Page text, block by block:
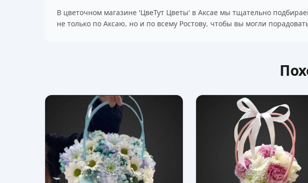
В цветочном магазине 'ЦвеТут Цветы' в Аксае мы тщательно
не только по Аксаю, но и по всему Ростову, чтобы вы могли